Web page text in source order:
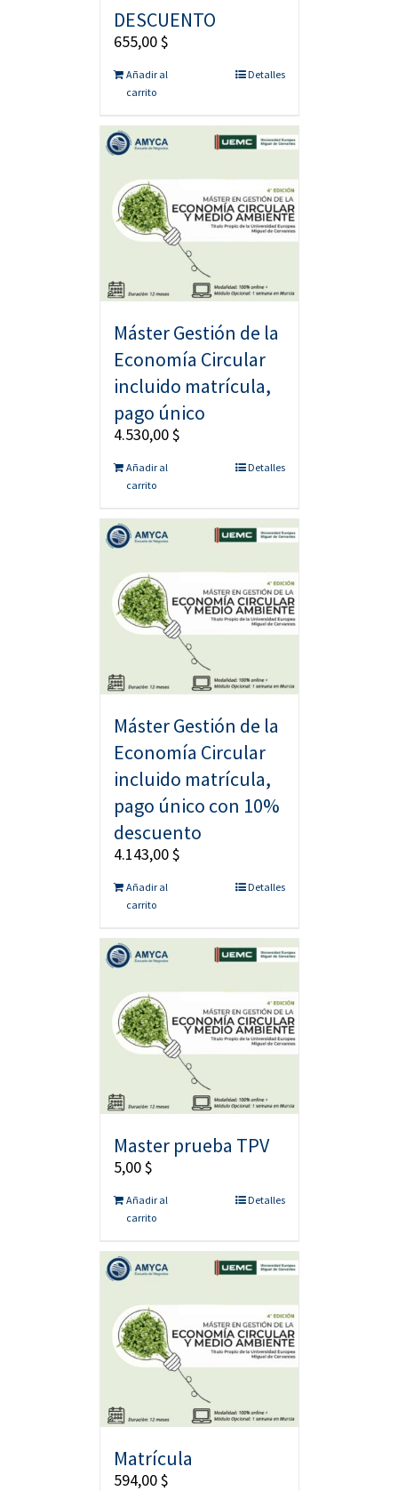
DESCUENTO
655,00$
Añadir al
carrito
Detalles
Máster Gestión de la
Economía Circular
incluido matrícula,
pago único
4.530,00$
Añadir al
carrito
Detalles
Máster Gestión de la
Economía Circular
incluido matrícula,
pago único con 10%
descuento
4.143,00$
Añadir al
carrito
Detalles
Master prueba TPV
5,00$
Añadir al
carrito
Detalles
Matrícula
594,00$